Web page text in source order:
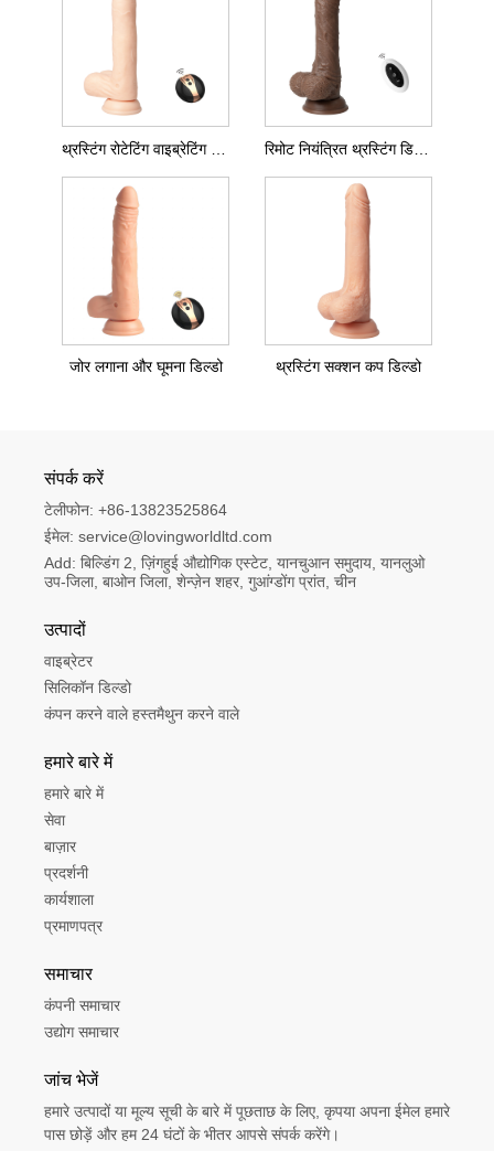
रिमोट नियंत्रित थ्रस्टिंग डिल्डो
जोर लगाना और घूमना डिल्डो थ्रस्टिंग सक्शन कप डिल्डो
संपर्क करें
टेलीफोन: +86-13823525864
ईमेल: service@lovingworldltd.com
Add: बिल्डिंग 2, ज़िंगहुई औद्योगिक एस्टेट, यानचुआन समुदाय, यानलुओ
उप-जिला, बाओन जिला, शेन्ज़ेन शहर, गुआंग्डोंग प्रांत, चीन
उत्पादों
वाइब्रेटर
सिलिकॉन डिल्डो
कंपन करने वाले हस्तमैथुन करने वाले
हमारे बारे में
हमारे बारे में
सेवा
बाज़ार
प्रदर्शनी
कार्यशाला
प्रमाणपत्र
समाचार
कंपनी समाचार
उद्योग समाचार
जांच भेजें
हमारे उत्पादों या मूल्य सूची के बारे में पूछताछ के लिए, कृपया अपना ईमेल हमारे
पास छोड़ें और हम 24 घंटों के भीतर आपसे संपर्क करेंगे।